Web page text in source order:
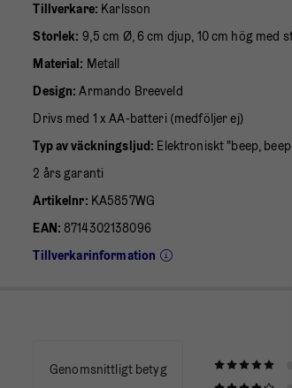
Tillverkare: Karlsson
Storlek: 9,5 cm Ø, 6 cm djup, 10 cm hög med
Material: Metall
Design: Armando Breeveld
Drivs med 1 x AA-batteri (medföljer ej)
Typ av väckningsljud: Elektroniskt "beep,
2 års garanti
Artikelnr: KA5857WG
EAN: 8714302138096
Tillverkarinformation
Genomsnittligt betyg